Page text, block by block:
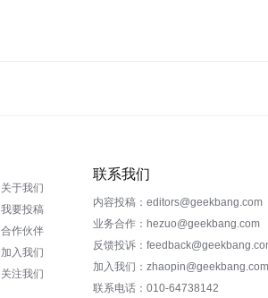
关于我们
我要投稿
合作伙伴
加入我们
关注我们
联系我们
内容投稿：editors@geekbang.com
业务合作：hezuo@geekbang.com
反馈投诉：
加入我们：zhaopin@geekbang.com
联系电话：010-64738142